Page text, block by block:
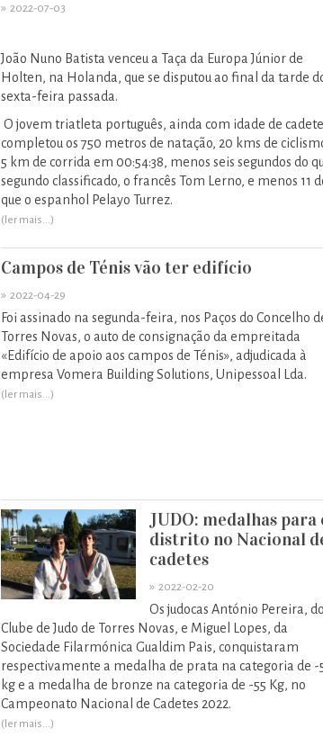
» 2022-07-03
João Nuno Batista venceu a Taça da Europa Júnior de
Holten, na Holanda, que se disputou ao final da tarde
sexta-feira passada.
O jovem triatleta português, ainda com idade de
completou os 750 metros de natação, 20 kms de
5 km de corrida em 00:54:38, menos seis segundos do
segundo classificado, o francês Tom Lerno, e menos 11
que o espanhol Pelayo Turrez.
(ler mais...)
Campos de Ténis vão ter edifício
» 2022-04-29
Foi assinado na segunda-feira, nos Paços do Concelho
Torres Novas, o auto de consignação da empreitada
«Edifício de apoio aos campos de Ténis», adjudicada à
empresa Vomera Building Solutions, Unipessoal Lda.
(ler mais...)
JUDO: medalhas para
distrito no Nacional
cadetes
» 2022-02-20
Os judocas António Pereira, do
Clube de Judo de Torres Novas, e Miguel Lopes, da
Sociedade Filarmónica Gualdim Pais, conquistaram
respectivamente a medalha de prata na categoria de -
kg e a medalha de bronze na categoria de -55 Kg, no
Campeonato Nacional de Cadetes 2022.
(ler mais...)